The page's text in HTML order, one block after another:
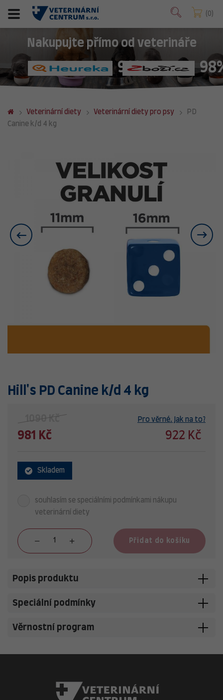
0
Nakupujte přímo od veterináře
98%
Veterinární diety Veterinární diety pro psy
PD
Canine k/d 4 kg
Hill's PD Canine k/d 4 kg
1090 Kč Pro věrné. Jak na to?
981 Kč 922 Kč
Skladem
souhlasím se speciálními podmínkami nákupu
veterinární diety
Přidat do košíku
Popis produktu
Speciální podmínky
Věrnostní program